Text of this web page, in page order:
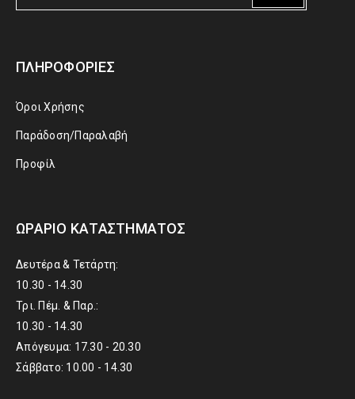
ΠΛΗΡΟΦΟΡΊΕΣ
Όροι Χρήσης
Παράδοση/Παραλαβή
Προφίλ
ΩΡΆΡΙΟ ΚΑΤΑΣΤΉΜΑΤΟΣ
Δευτέρα & Τετάρτη:
10.30 - 14.30
Τρι. Πέμ. & Παρ.:
10.30 - 14.30
Απόγευμα: 17.30 - 20.30
Σάββατο: 10.00 - 14.30